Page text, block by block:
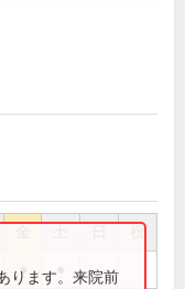
祝
●
ります。来院前